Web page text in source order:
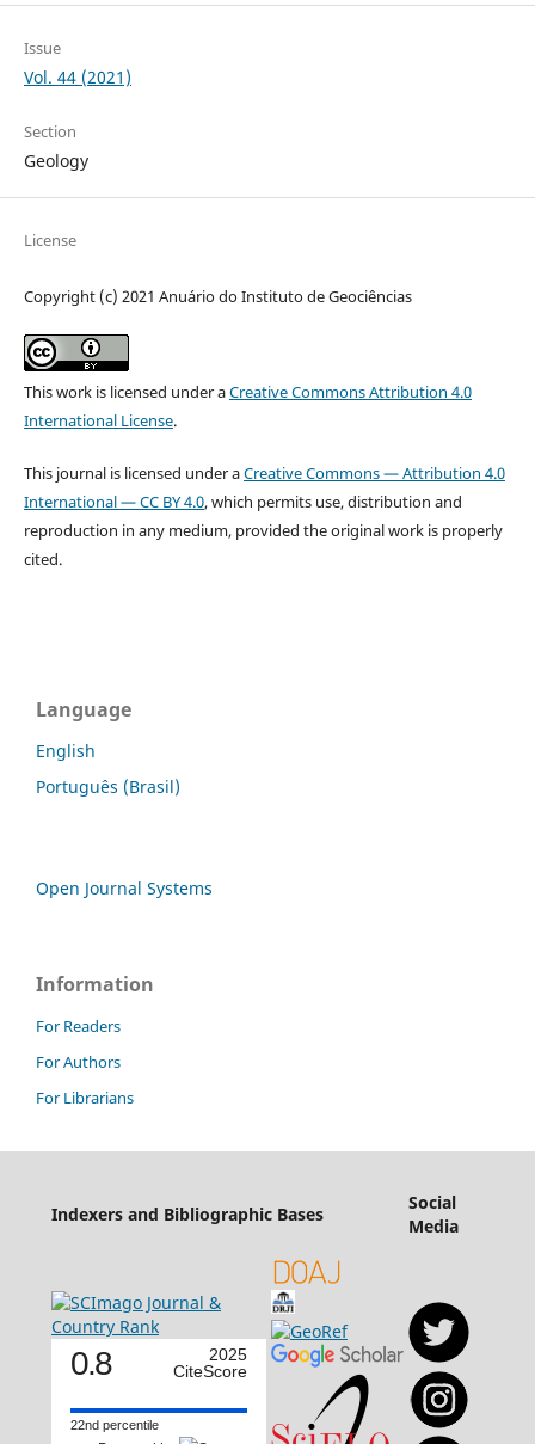
Issue
Vol. 44 (2021)
Section
Geology
License
Copyright (c) 2021 Anuário do Instituto de Geociências
This work is licensed under aCreative Commons Attribution 4.0
International License.
This journal is licensed under aCreative Commons — Attribution 4.0
International — CC BY 4.0, which permits use, distribution and
reproduction in any medium, provided the original work is properly
cited.
Language
English
Português (Brasil)
Open Journal Systems
Information
For Readers
For Authors
For Librarians
Indexers and Bibliographic Bases
Social
Media
0.8
2025
CiteScore
22nd percentile